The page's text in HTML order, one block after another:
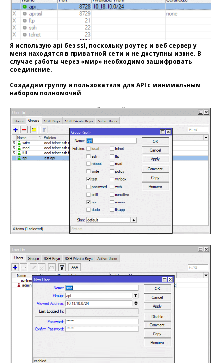
Я использую api без ssl, поскольку роутер и веб сервер у
меня находятся в приватной сети и не доступны извне. В
случае работы через «мир» необходимо зашифровать
соединение.
Создадим группу и пользователя для API с минимальным
набором полномочий